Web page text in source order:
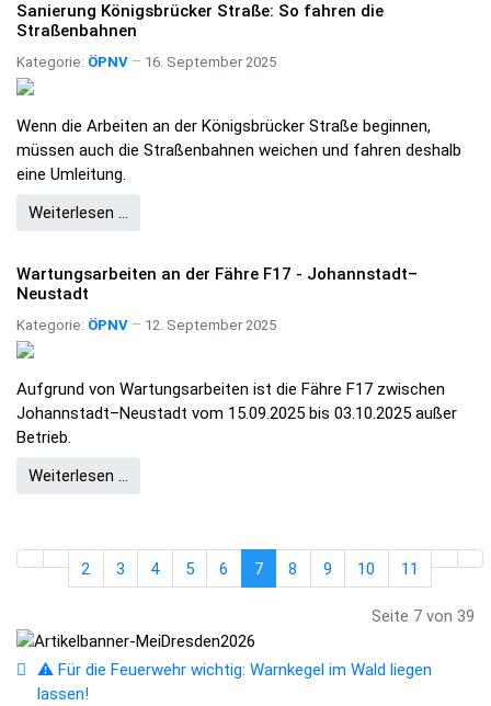
Sanierung Königsbrücker Straße: So fahren die
Straßenbahnen
Kategorie: ÖPNV 16. September 2025
Wenn die Arbeiten an der Königsbrücker Straße beginnen,
müssen auch die Straßenbahnen weichen und fahren deshalb
eine Umleitung.
Weiterlesen …
Wartungsarbeiten an der Fähre F17 - Johannstadt–
Neustadt
Kategorie: ÖPNV 12. September 2025
Aufgrund von Wartungsarbeiten ist die Fähre F17 zwischen
Johannstadt–Neustadt vom 15.09.2025 bis 03.10.2025 außer
Betrieb.
Weiterlesen …
2 3 4 5 6 7 8 9 10 11
Seite 7 von 39
⚠️ Für die Feuerwehr wichtig: Warnkegel im Wald liegen
lassen!